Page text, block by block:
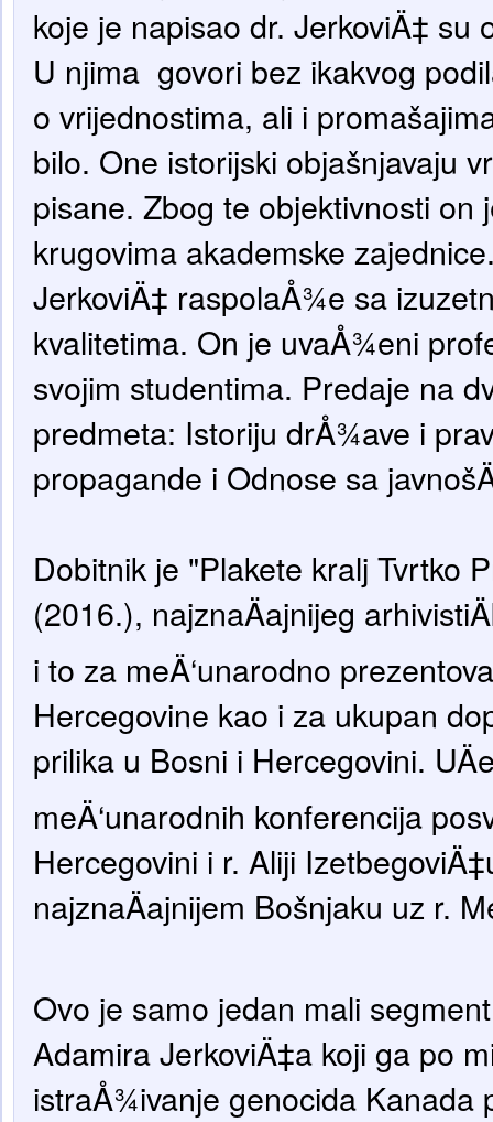
koje je napisao dr. JerkoviÄ‡ su
U njima govori bez ikakvog
o vrijednostima, ali i
bilo. One istorijski objašnjavaju
pisane. Zbog te objektivnosti on
krugovima akademske
JerkoviÄ‡ raspolaÅ¾e sa
kvalitetima. On je uvaÅ¾eni
svojim studentima. Predaje na
predmeta: Istoriju drÅ¾ave i
propagande i Odnose sa
Dobitnik je "Plakete kralj Tvrtko
(2016.), najznaÄajnijeg
i to za meÄ‘unarodno
Hercegovine kao i za ukupan
prilika u Bosni i Hercegovini.
meÄ‘unarodnih konferencija
Hercegovini i r. Aliji
najznaÄajnijem Bošnjaku uz r.
Ovo je samo jedan mali
Adamira JerkoviÄ‡a koji ga po
istraÅ¾ivanje genocida Kanada